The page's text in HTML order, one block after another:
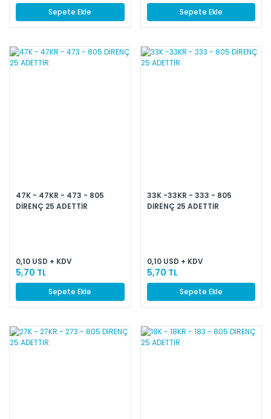
Sepete Ekle Sepete Ekle
47K - 47KR - 473 - 805
DİRENÇ 25 ADETTİR
0,10 USD + KDV
5,70 TL
Sepete Ekle
33K -33KR - 333 - 805
DİRENÇ 25 ADETTİR
0,10 USD + KDV
5,70 TL
Sepete Ekle